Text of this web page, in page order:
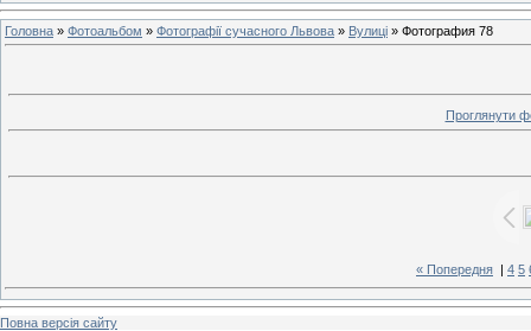
Головна » Фотоальбом » Фотографії сучасного Львова » Вулиці » Фотография 78
Проглянути
« Попередня 4 5
Повна версія сайту